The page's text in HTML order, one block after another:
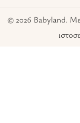
© 2026 Babyland.